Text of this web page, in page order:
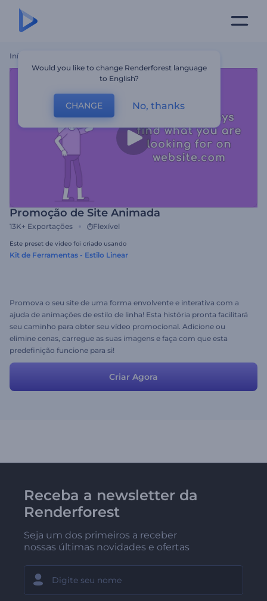
Início
Promoção de Site Animada
13K+ Exportações Flexível
Este preset de vídeo foi criado usando
Kit de Ferramentas - Estilo Linear
Promova o seu site de uma forma envolvente e interativa com a
ajuda de animações de estilo de linha! Esta história pronta facilitará
seu caminho para obter seu vídeo promocional. Adicione ou
elimine cenas, carregue as suas imagens e faça com que esta
predefinição funcione para si!
Criar Agora
Receba a newsletter da
Renderforest
Seja um dos primeiros a receber
nossas últimas novidades e ofertas
Would you like to change Renderforest language
to English?
CHANGE No, thanks